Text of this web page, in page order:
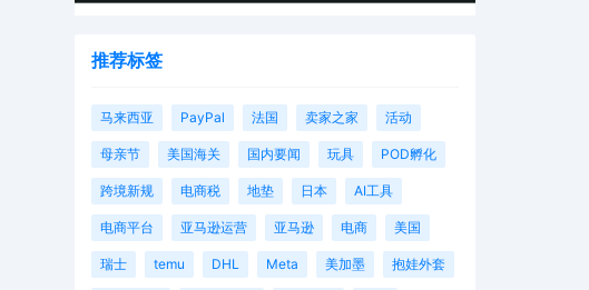
推荐标签
马来西亚 PayPal 法国 卖家之家 活动
母亲节 美国海关 国内要闻 玩具 POD孵化
跨境新规 电商税 地垫 日本 AI工具
电商平台 亚马逊运营 亚马逊 电商 美国
瑞士 temu DHL Meta 美加墨 抱娃外套